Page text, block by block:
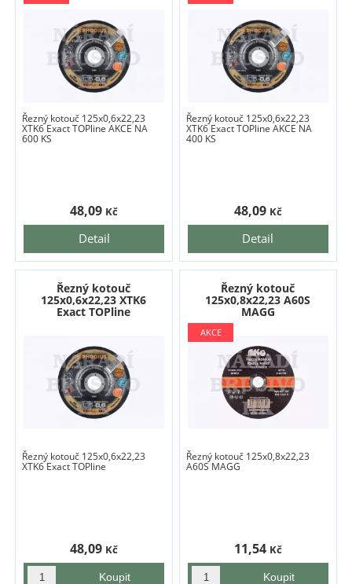
Řezný kotouč 125x0,6x22,23
XTK6 Exact TOPline AKCE NA
600 KS
Detail
48,09 Kč
Řezný kotouč 125x0,6x22,23
XTK6 Exact TOPline AKCE NA
400 KS
Detail
48,09 Kč
Řezný kotouč
125x0,6x22,23 XTK6
Exact TOPline
Řezný kotouč 125x0,6x22,23
XTK6 Exact TOPline
48,09 Kč
Řezný kotouč
125x0,8x22,23 A60S
MAGG
Řezný kotouč 125x0,8x22,23
A60S MAGG
11,54 Kč